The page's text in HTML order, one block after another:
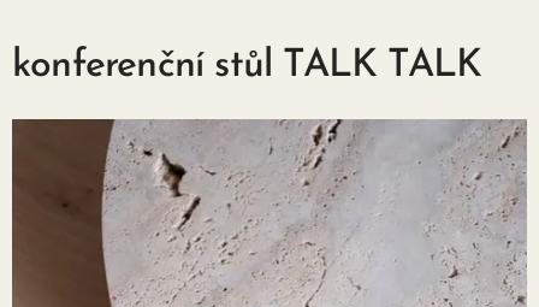
konferenční stůl TALK TALK